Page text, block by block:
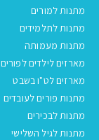
מתנות למורים
מתנות לתלמידים
מתנות מעמותה
מארזים לילדים לפורים
מארזים לט"ו בשבט
מתנות פורים לעובדים
מתנות לבכירים
מתנות לגיל השלישי